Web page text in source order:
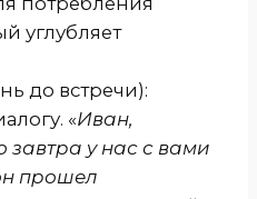
углубляет
до встречи):
«Иван,
завтра у нас с вами
прошел